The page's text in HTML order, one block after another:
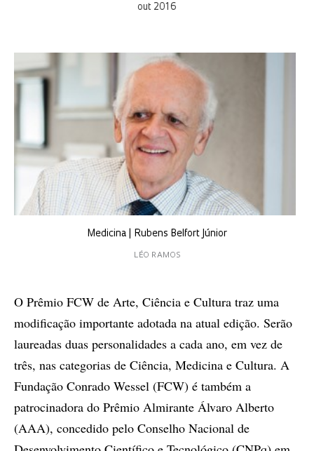
out 2016
Medicina | Rubens Belfort Júnior
LÉO RAMOS
O Prêmio FCW de Arte, Ciência e Cultura traz uma
modificação importante adotada na atual edição. Serão
laureadas duas personalidades a cada ano, em vez de
três, nas categorias de Ciência, Medicina e Cultura. A
Fundação Conrado Wessel (FCW) é também a
patrocinadora do Prêmio Almirante Álvaro Alberto
(AAA), concedido pelo Conselho Nacional de